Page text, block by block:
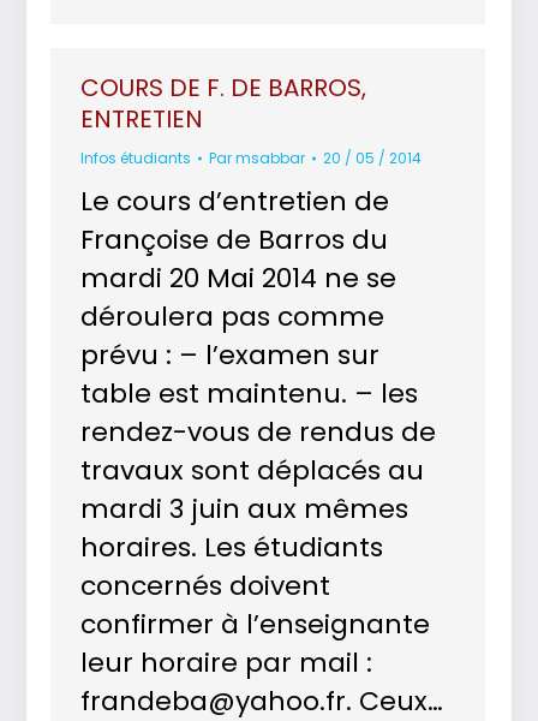
COURS DE F. DE BARROS,
ENTRETIEN
Infos étudiants Parmsabbar 20 / 05 / 2014
Le cours d’entretien de
Françoise de Barros du
mardi 20 Mai 2014 ne se
déroulera pas comme
prévu : – l’examen sur
table est maintenu. – les
rendez-vous de rendus de
travaux sont déplacés au
mardi 3 juin aux mêmes
horaires. Les étudiants
concernés doivent
confirmer à l’enseignante
leur horaire par mail :
frandeba@yahoo.fr. Ceux…